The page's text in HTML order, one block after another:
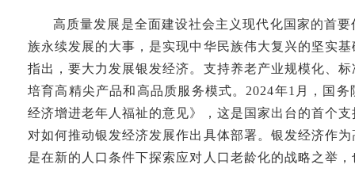
高质量发展是全面建设社会主义现代化国家的首
族永续发展的大事，是实现中华民族伟大复兴的坚实
指出，要大力发展银发经济。支持养老产业规模化、
培育高精尖产品和高品质服务模式。2024年1月，国
经济增进老年人福祉的意见》，这是国家出台的首个
对如何推动银发经济发展作出具体部署。银发经济作
是在新的人口条件下探索应对人口老龄化的战略之举